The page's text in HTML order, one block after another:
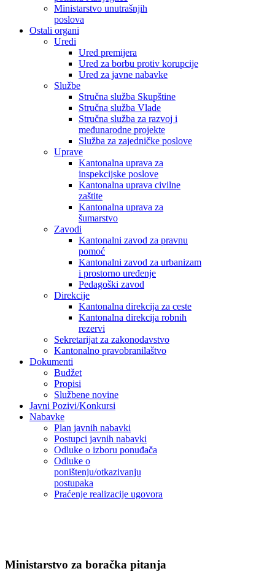
Ministarstvo unutrašnjih
poslova
Ostali organi
Uredi
Ured premijera
Ured za borbu protiv korupcije
Ured za javne nabavke
Službe
Stručna služba Skupštine
Stručna služba Vlade
Stručna služba za razvoj i
međunarodne projekte
Služba za zajedničke poslove
Uprave
Kantonalna uprava za
inspekcijske poslove
Kantonalna uprava civilne
zaštite
Kantonalna uprava za
šumarstvo
Zavodi
Kantonalni zavod za pravnu
pomoć
Kantonalni zavod za urbanizam
i prostorno uređenje
Pedagoški zavod
Direkcije
Kantonalna direkcija za ceste
Kantonalna direkcija robnih
rezervi
Sekretarijat za zakonodavstvo
Kantonalno pravobranilaštvo
Dokumenti
Budžet
Propisi
Službene novine
Javni Pozivi/Konkursi
Nabavke
Plan javnih nabavki
Postupci javnih nabavki
Odluke o izboru ponuđača
Odluke o
poništenju/otkazivanju
postupaka
Praćenje realizacije ugovora
Ministarstvo za boračka pitanja